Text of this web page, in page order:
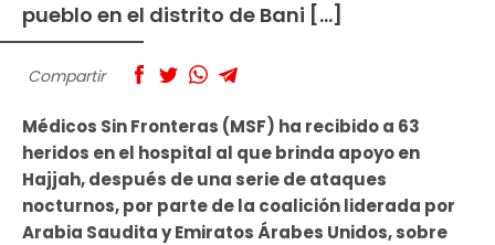
pueblo en el distrito de Bani […]
Compartir
Médicos Sin Fronteras (MSF) ha recibido a 63
heridos en el hospital al que brinda apoyo en
Hajjah, después de una serie de ataques
nocturnos, por parte de la coalición liderada por
Arabia Saudita y Emiratos Árabes Unidos, sobre